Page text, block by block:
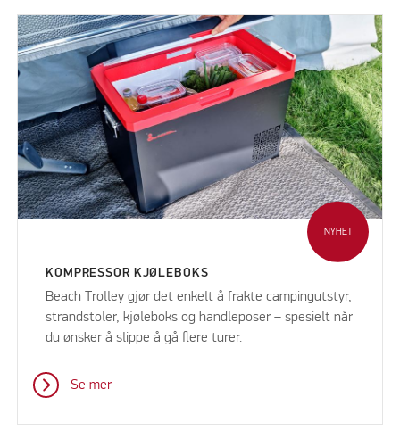
NYHET
KOMPRESSOR KJØLEBOKS
Beach Trolley gjør det enkelt å frakte campingutstyr,
strandstoler, kjøleboks og handleposer – spesielt når
du ønsker å slippe å gå flere turer.
Se mer